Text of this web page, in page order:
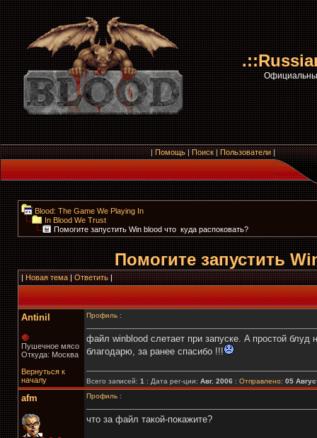
|Помощь|Поиск|Пользователи|
Blood: The Game We Playing In
In Blood We Trust
Помогите запустить Win blood что ­ куда распоковать?
Помогите запустить
|Новая тема|Ответить|
Antinil
Пушечное мясо
Откуда: Москва
Вернуться к
началу
Профиль:
файл winblood слетает при запуске. A простой
благодарю, за ранее спасибо !!!
Всего записей: 1 : Дата рег-ции: Авг. 2006 : Отправлено: 05
afm Профиль:
что за файл такой-покажите?